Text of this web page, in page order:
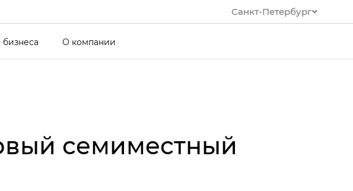
Санкт-Петербург
бизнеса О компании
семиместный